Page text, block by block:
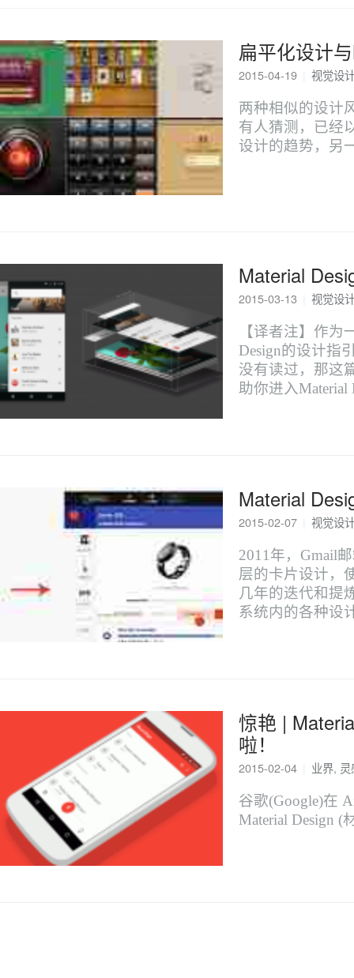
扁平化设计
2015-04-19
视觉设
两种相似的设计
有人猜测，已经
设计的趋势，另
Material
2015-03-13
视觉设
【译者注】作为
Design的设计指
没有读过，那这
助你进入Material
Material
2015-02-07
视觉设
2011年，Gmail
层的卡片设计，
几年的迭代和提
系统内的各种设
惊艳 |
啦！
2015-02-04 业界, 灵
谷歌(Google)在
Material Design (